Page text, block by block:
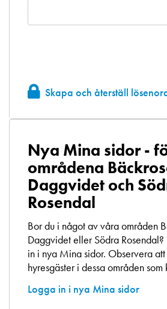
Skapa och återställ
Nya Mina sidor -
områdena
Daggvidet och
Rosendal
Bor du i något av våra områden
Daggvidet eller Södra
in i nya Mina sidor. Observera
hyresgäster i dessa områden
Logga in i nya Mina sidor